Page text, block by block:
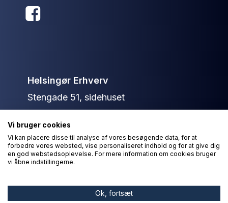
Helsingør Erhverv
Stengade 51, sidehuset
+45 40 13 79 36
info@helsingorerhverv.dk
© Helsingør Erhverv 2026
Vi bruger cookies
Vi kan placere disse til analyse af vores besøgende data, for at
forbedre vores websted, vise personaliseret indhold og for at give dig
en god webstedsoplevelse. For mere information om cookies bruger
vi åbne indstillingerne.
Ok, fortsæt